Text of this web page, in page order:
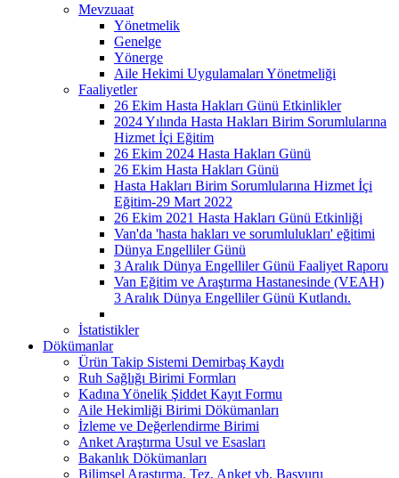
Mevzuaat
Yönetmelik
Genelge
Yönerge
Aile Hekimi Uygulamaları Yönetmeliği
Faaliyetler
26 Ekim Hasta Hakları Günü Etkinlikler
2024 Yılında Hasta Hakları Birim Sorumlularına
Hizmet İçi Eğitim
26 Ekim 2024 Hasta Hakları Günü
26 Ekim Hasta Hakları Günü
Hasta Hakları Birim Sorumlularına Hizmet İçi
Eğitim-29 Mart 2022
26 Ekim 2021 Hasta Hakları Günü Etkinliği
Van'da 'hasta hakları ve sorumlulukları' eğitimi
Dünya Engelliler Günü
3 Aralık Dünya Engelliler Günü Faaliyet Raporu
Van Eğitim ve Araştırma Hastanesinde (VEAH)
3 Aralık Dünya Engelliler Günü Kutlandı.
İstatistikler
Dökümanlar
Ürün Takip Sistemi Demirbaş Kaydı
Ruh Sağlığı Birimi Formları
Kadına Yönelik Şiddet Kayıt Formu
Aile Hekimliği Birimi Dökümanları
İzleme ve Değerlendirme Birimi
Anket Araştırma Usul ve Esasları
Bakanlık Dökümanları
Bilimsel Araştırma, Tez, Anket vb. Başvuru